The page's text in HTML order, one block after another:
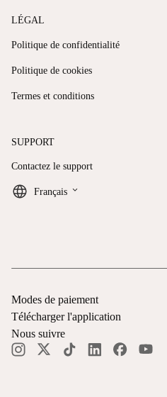
LÉGAL
Politique de confidentialité
Politique de cookies
Termes et conditions
SUPPORT
Contactez le support
Français keyboard_arrow_down
Modes de paiement
Télécharger l'application
Nous suivre